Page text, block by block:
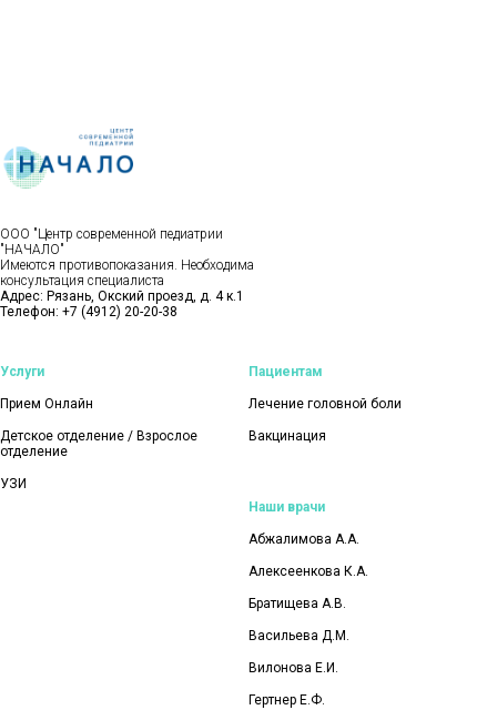
ООО "Центр современной педиатрии
"НАЧАЛО"
Имеются противопоказания. Необходима
консультация специалиста
Адрес: Рязань, Окский проезд, д. 4 к.1
Телефон: +7 (4912) 20-20-38
Услуги
Прием Онлайн
Детское отделение / Взрослое
отделение
УЗИ
Пациентам
Лечение головной боли
Вакцинация
Наши врачи
Абжалимова А.А.
Алексеенкова К.А.
Братищева А.В.
Васильева Д.М.
Вилонова Е.И.
Гертнер Е.Ф.